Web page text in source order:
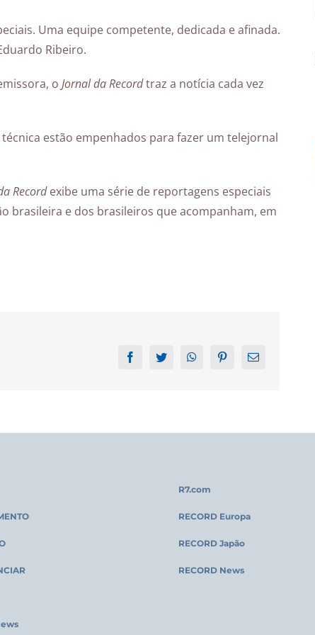
Uma equipe competente, dedicada e afinada.
Ribeiro.
o Jornal da Recordtraz a notícia cada vez
estão empenhados para fazer um telejornal
Recordexibe uma série de reportagens especiais
brasileira e dos brasileiros que acompanham, em
FacebookTwitter WhatsAppPinterestEmail
R7.com
RECORD Europa
RECORD Japão
RECORD News